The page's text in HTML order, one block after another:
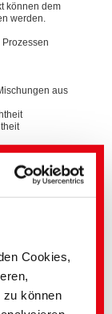
Cookies,
zu können
können dem
werden.
aus
intended to